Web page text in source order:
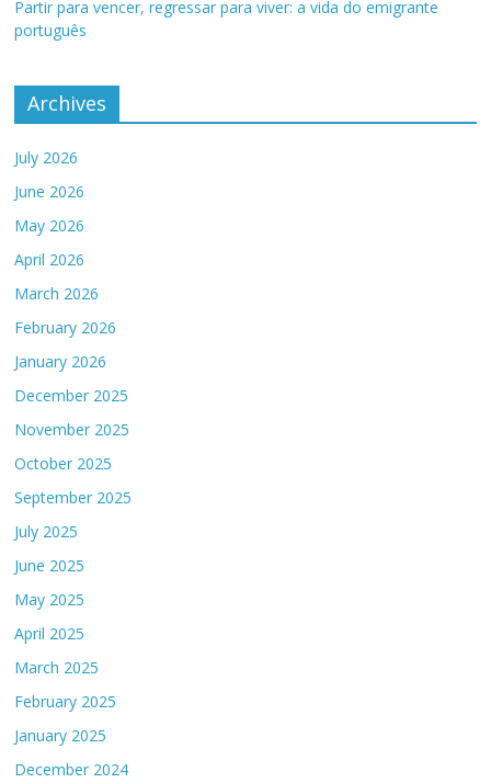
Partir para vencer, regressar para viver: a vida do emigrante
português
Archives
July 2026
June 2026
May 2026
April 2026
March 2026
February 2026
January 2026
December 2025
November 2025
October 2025
September 2025
July 2025
June 2025
May 2025
April 2025
March 2025
February 2025
January 2025
December 2024